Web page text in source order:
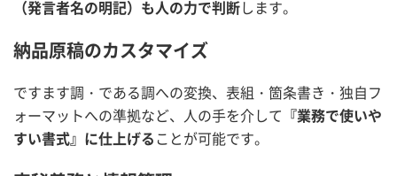
（発言者名の明記）も人の力で判断します。
納品原稿のカスタマイズ
ですます調・である調への変換、表組・箇条書き・独自フ
ォーマットへの準拠など、人の手を介して
『業務で使いや
すい書式』に仕上げる ことが可能です。